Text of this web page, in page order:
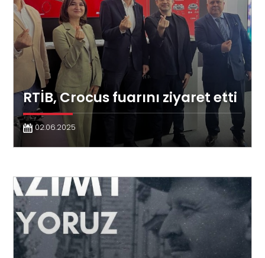
RTİB, Crocus fuarını ziyaret etti
02.06.2025